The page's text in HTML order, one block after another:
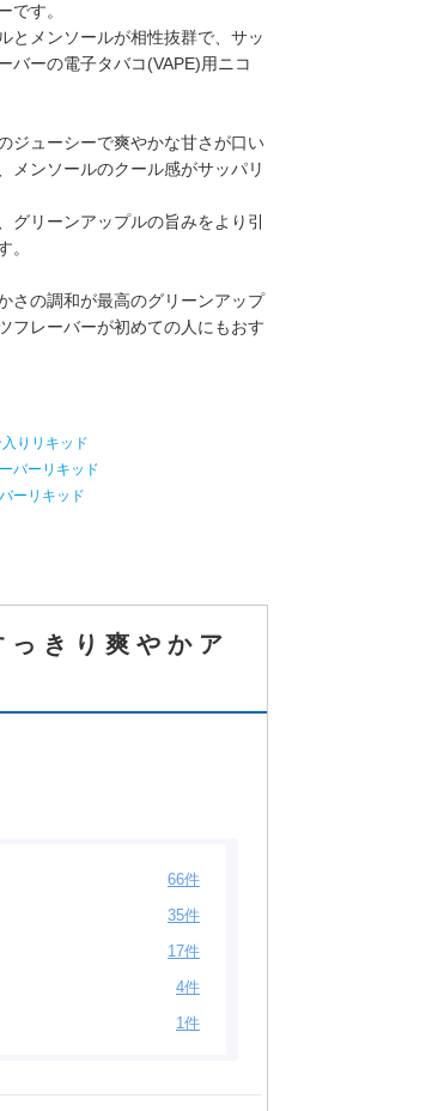
です。
とメンソールが相性抜群で、サッ
バーの電子タバコ(VAPE)用ニコ
ジューシーで爽やかな甘さが口い
メンソールのクール感がサッパリ
グリーンアップルの旨みをより引
。
さの調和が最高のグリーンアップ
フレーバーが初めての人にもおす
りリキッド
バーリキッド
ーリキッド
きり爽やかア
66件
35件
17件
4件
1件